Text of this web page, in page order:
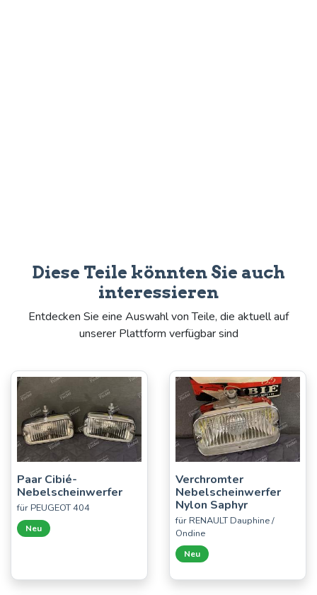
Diese Teile könnten Sie auch
interessieren
Entdecken Sie eine Auswahl von Teile, die aktuell auf
unserer Plattform verfügbar sind
Paar Cibié-
Nebelscheinwerfer
für PEUGEOT 404
Neu
Verchromter
Nebelscheinwerfer
Nylon Saphyr
für RENAULT Dauphine /
Ondine
Neu